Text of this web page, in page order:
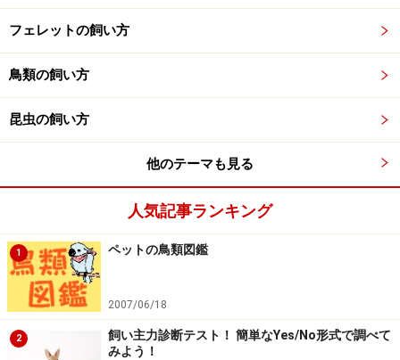
フェレットの飼い方
鳥類の飼い方
昆虫の飼い方
他のテーマも見る
人気記事ランキング
1 ペットの鳥類図鑑
2007/06/18
2
飼い主力診断テスト！ 簡単なYes/No形式で調べて
みよう！